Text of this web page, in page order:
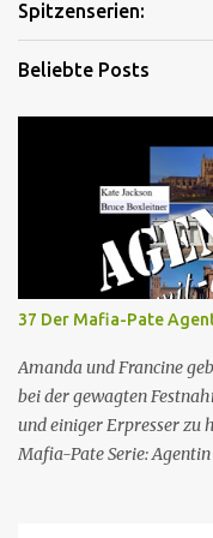
Spitzenserien:
Beliebte Posts
37 Der Mafia-Pate
Amanda und Francine
bei der gewagten
und einiger Erpresser zu
Mafia-Pate Serie: Agentin